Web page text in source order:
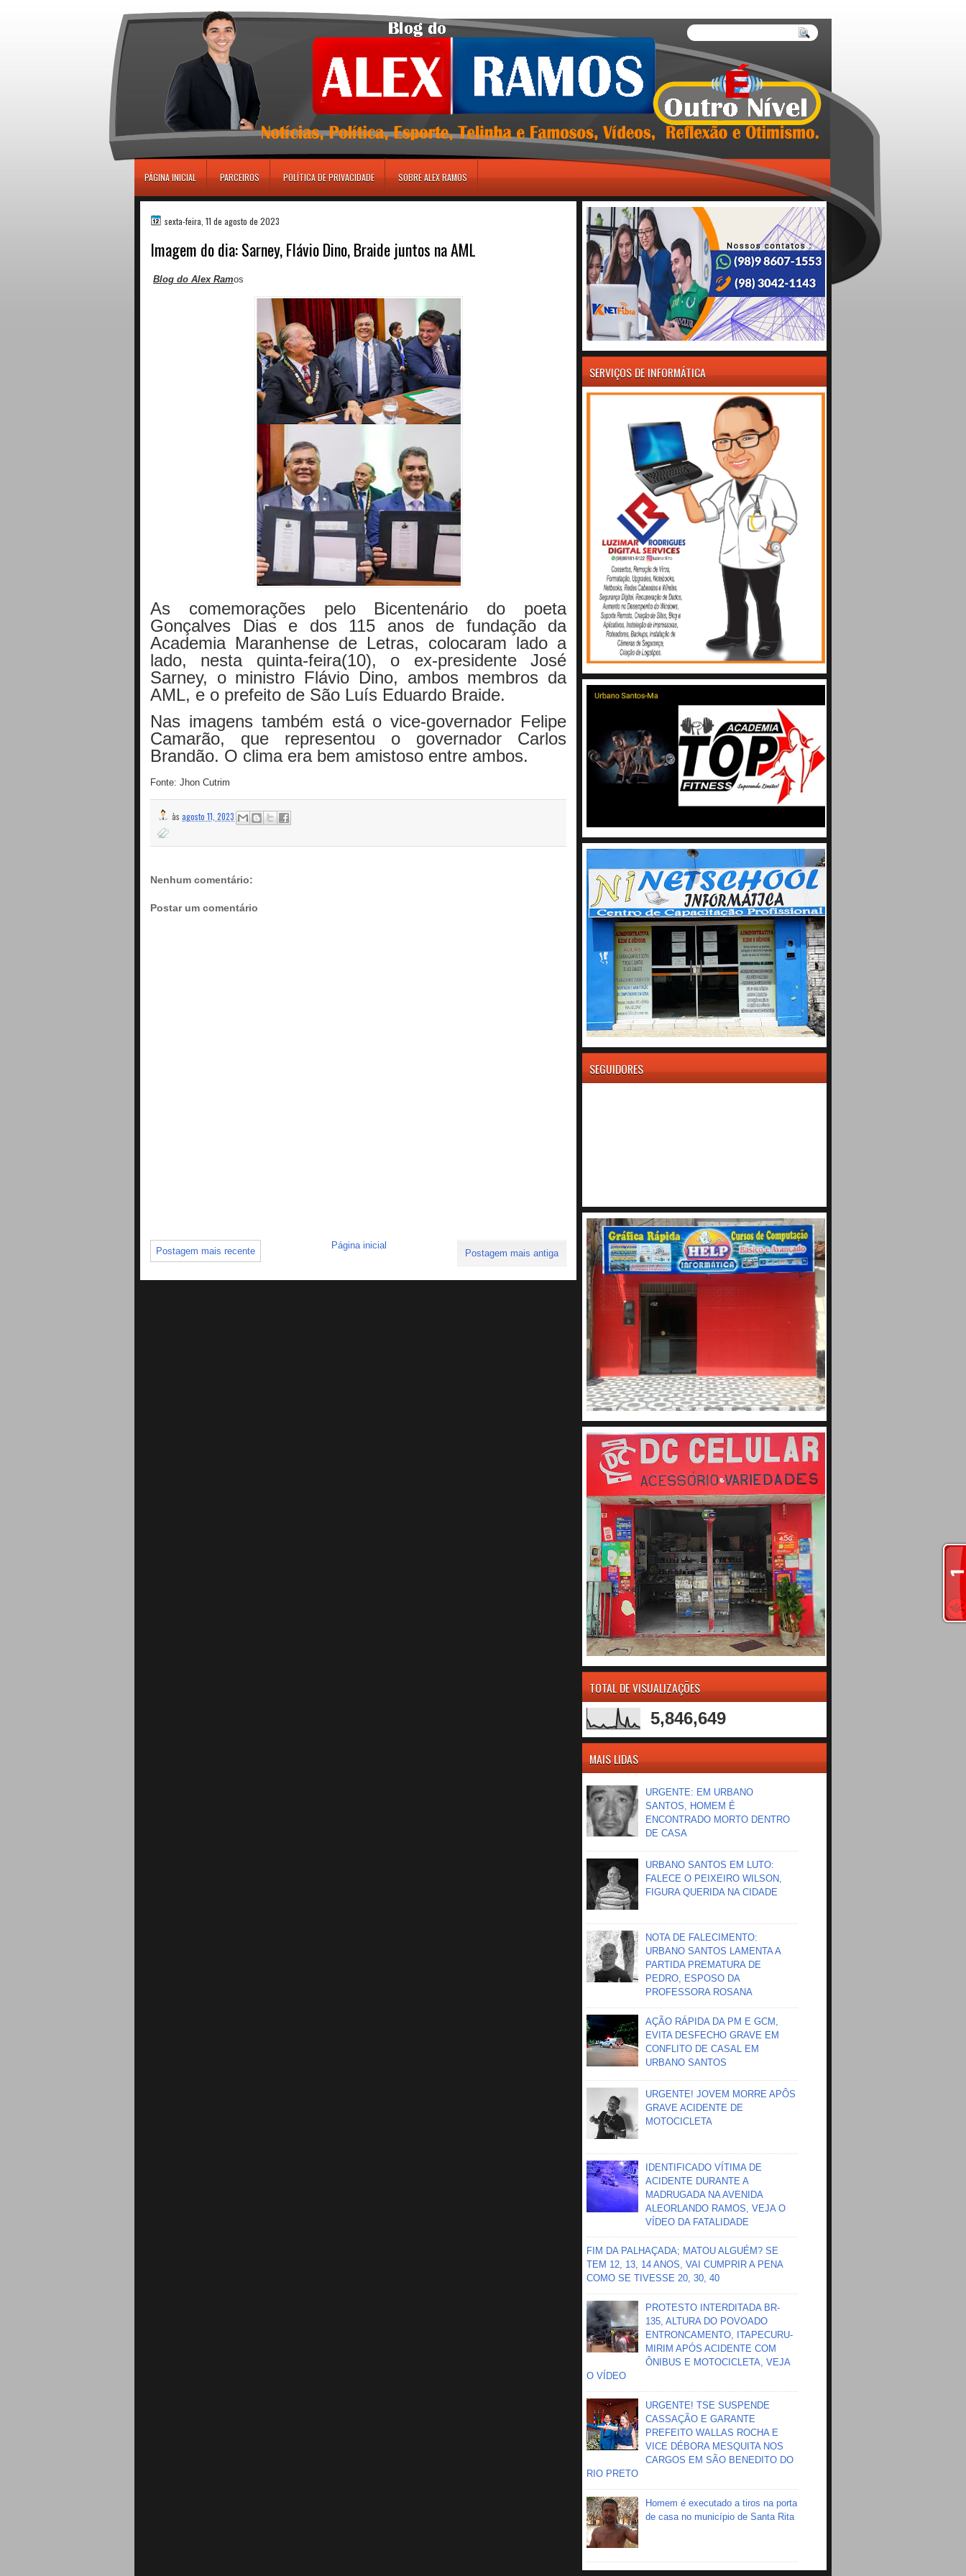
PÁGINA INICIAL PARCEIROS POLÍTICA DE PRIVACIDADE SOBRE ALEX RAMOS
sexta-feira, 11 de agosto de 2023
Imagem do dia: Sarney, Flávio Dino, Braide juntos na AML
Blog do Alex Ramos
As comemorações pelo Bicentenário do poeta
Gonçalves Dias e dos 115 anos de fundação da
Academia Maranhense de Letras, colocaram lado a
lado, nesta quinta-feira(10), o ex-presidente José
Sarney, o ministro Flávio Dino, ambos membros da
AML, e o prefeito de São Luís Eduardo Braide.
Nas imagens também está o vice-governador Felipe
Camarão, que representou o governador Carlos
Brandão. O clima era bem amistoso entre ambos.
Fonte: Jhon Cutrim
às agosto 11, 2023
Nenhum comentário:
Postar um comentário
Postagem mais recente Postagem mais antiga
Página inicial
SERVIÇOS DE INFORMÁTICA
SEGUIDORES
TOTAL DE VISUALIZAÇÕES
5,846,649
MAIS LIDAS
URGENTE: EM URBANO
SANTOS, HOMEM É
ENCONTRADO MORTO DENTRO
DE CASA
URBANO SANTOS EM LUTO:
FALECE O PEIXEIRO WILSON,
FIGURA QUERIDA NA CIDADE
NOTA DE FALECIMENTO:
URBANO SANTOS LAMENTA A
PARTIDA PREMATURA DE
PEDRO, ESPOSO DA
PROFESSORA ROSANA
AÇÃO RÁPIDA DA PM E GCM,
EVITA DESFECHO GRAVE EM
CONFLITO DE CASAL EM
URBANO SANTOS
URGENTE! JOVEM MORRE APÔS
GRAVE ACIDENTE DE
MOTOCICLETA
IDENTIFICADO VÍTIMA DE
ACIDENTE DURANTE A
MADRUGADA NA AVENIDA
ALEORLANDO RAMOS, VEJA O
VÍDEO DA FATALIDADE
FIM DA PALHAÇADA; MATOU ALGUÉM? SE
TEM 12, 13, 14 ANOS, VAI CUMPRIR A PENA
COMO SE TIVESSE 20, 30, 40
PROTESTO INTERDITADA BR-
135, ALTURA DO POVOADO
ENTRONCAMENTO, ITAPECURU-
MIRIM APÓS ACIDENTE COM
ÔNIBUS E MOTOCICLETA, VEJA
O VÍDEO
URGENTE! TSE SUSPENDE
CASSAÇÃO E GARANTE
PREFEITO WALLAS ROCHA E
VICE DÉBORA MESQUITA NOS
CARGOS EM SÃO BENEDITO DO
RIO PRETO
Homem é executado a tiros na porta
de casa no município de Santa Rita